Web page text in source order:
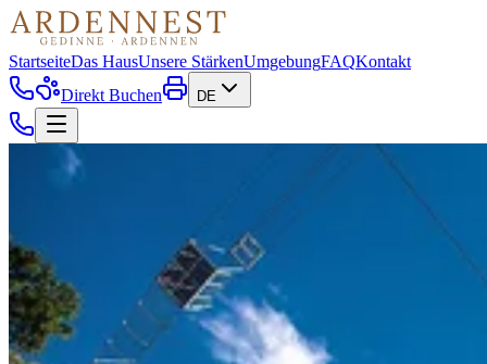
StartseiteDas HausUnsere StärkenUmgebungFAQKontakt
Direkt Buchen
DE